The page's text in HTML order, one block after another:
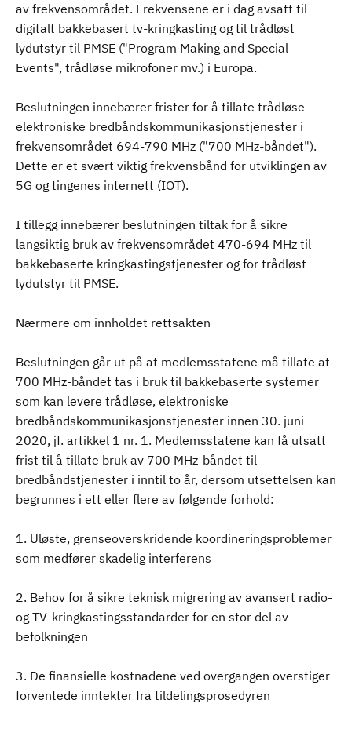
av frekvensområdet. Frekvensene er i dag avsatt til
digitalt bakkebasert tv-kringkasting og til trådløst
lydutstyr til PMSE ("Program Making and Special
Events", trådløse mikrofoner mv.) i Europa.
Beslutningen innebærer frister for å tillate trådløse
elektroniske bredbåndskommunikasjonstjenester i
frekvensområdet 694-790 MHz ("700 MHz-båndet").
Dette er et svært viktig frekvensbånd for utviklingen av
5G og tingenes internett (IOT).
I tillegg innebærer beslutningen tiltak for å sikre
langsiktig bruk av frekvensområdet 470-694 MHz til
bakkebaserte kringkastingstjenester og for trådløst
lydutstyr til PMSE.
Nærmere om innholdet rettsakten
Beslutningen går ut på at medlemsstatene må tillate at
700 MHz-båndet tas i bruk til bakkebaserte systemer
som kan levere trådløse, elektroniske
bredbåndskommunikasjonstjenester innen 30. juni
2020, jf. artikkel 1 nr. 1. Medlemsstatene kan få utsatt
frist til å tillate bruk av 700 MHz-båndet til
bredbåndstjenester i inntil to år, dersom utsettelsen kan
begrunnes i ett eller flere av følgende forhold:
1. Uløste, grenseoverskridende koordineringsproblemer
som medfører skadelig interferens
2. Behov for å sikre teknisk migrering av avansert radio-
og TV-kringkastingsstandarder for en stor del av
befolkningen
3. De finansielle kostnadene ved overgangen overstiger
forventede inntekter fra tildelingsprosedyren